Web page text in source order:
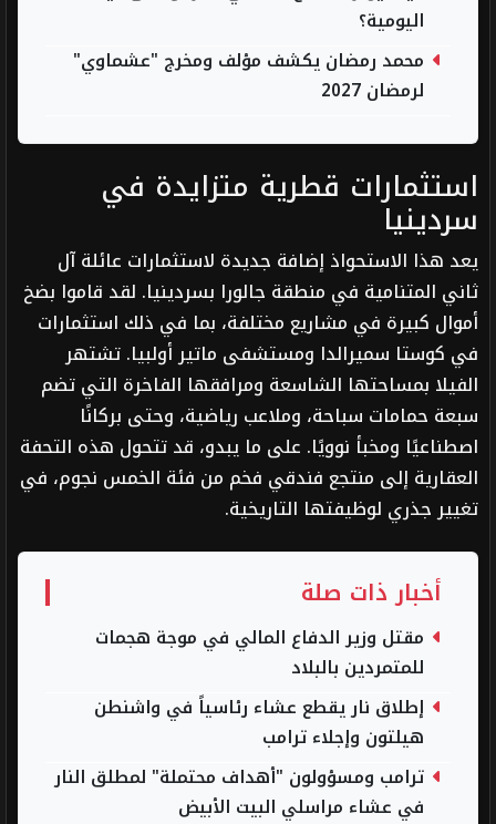
اليومية؟
محمد رمضان يكشف مؤلف ومخرج "عشماوي"
لرمضان 2027
استثمارات قطرية متزايدة في
سردينيا
يعد هذا الاستحواذ إضافة جديدة لاستثمارات عائلة آل
ثاني المتنامية في منطقة جالورا بسردينيا. لقد قاموا بضخ
أموال كبيرة في مشاريع مختلفة، بما في ذلك استثمارات
في كوستا سميرالدا ومستشفى ماتير أولبيا. تشتهر
الفيلا بمساحتها الشاسعة ومرافقها الفاخرة التي تضم
سبعة حمامات سباحة، وملاعب رياضية، وحتى بركانًا
اصطناعيًا ومخبأ نوويًا. على ما يبدو، قد تتحول هذه التحفة
العقارية إلى منتجع فندقي فخم من فئة الخمس نجوم، في
تغيير جذري لوظيفتها التاريخية.
أخبار ذات صلة
مقتل وزير الدفاع المالي في موجة هجمات
للمتمردين بالبلاد
إطلاق نار يقطع عشاء رئاسياً في واشنطن
هيلتون وإجلاء ترامب
ترامب ومسؤولون "أهداف محتملة" لمطلق النار
في عشاء مراسلي البيت الأبيض